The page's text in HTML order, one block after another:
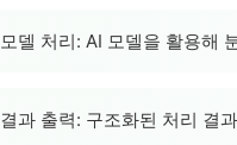
모델 처리: AI 모델을 활용해
결과 출력: 구조화된 처리 결